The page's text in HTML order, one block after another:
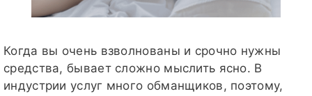
Когда вы очень взволнованы и срочно нужны
средства, бывает сложно мыслить ясно. В
индустрии услуг много обманщиков, поэтому,